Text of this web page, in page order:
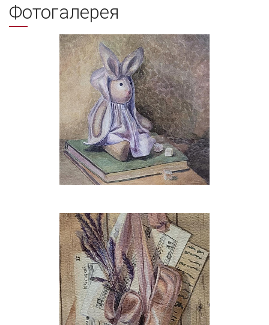
Фотогалерея